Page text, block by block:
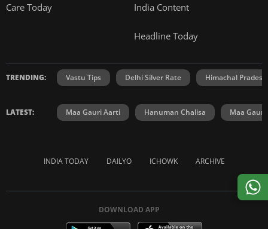
Care Today India Content
Headline Today
TRENDING: Vastu Tips Delhi Silver Rate Himachal
LATEST: Maa Gauri Aarti Hanuman Chalisa Maa Gauri
INDIA TODAY DAILYO ICHOWK ARCHIVE
DOWNLOAD APP